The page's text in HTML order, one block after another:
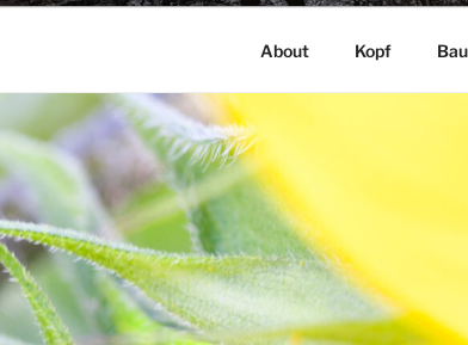
About Kopf